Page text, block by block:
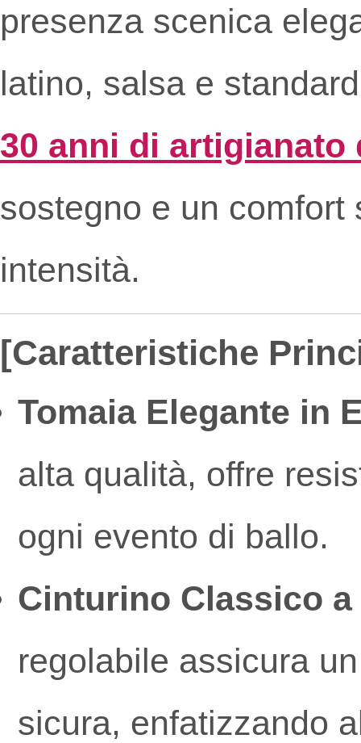
presenza scenica
latino, salsa e
30 anni di
sostegno e un comfort
intensità.
[Caratteristiche
Tomaia Elegante in
alta qualità, offre
ogni evento di ballo.
Cinturino Classico a
regolabile assicura
sicura, enfatizzando